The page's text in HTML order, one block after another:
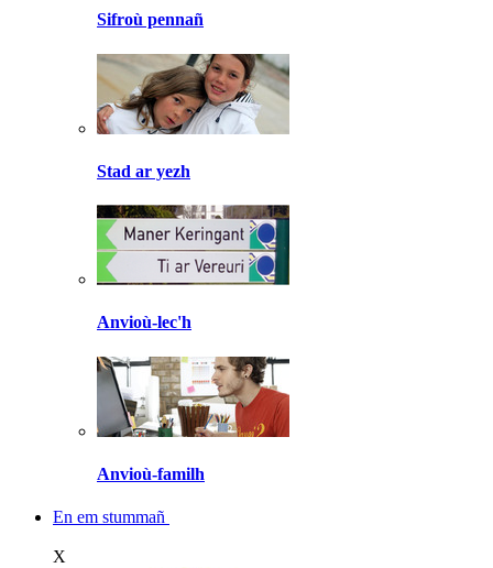
Sifroù pennañ
Stad ar yezh
Anvioù-lec'h
Anvioù-familh
En em stummañ
X